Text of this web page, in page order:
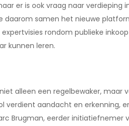
er is ook vraag naar verdieping
daarom samen het nieuwe
rondom publieke
kunnen leren.
alleen een regelbewaker, maar
verdient aandacht en erkenning,
Brugman, eerder initiatiefnemer